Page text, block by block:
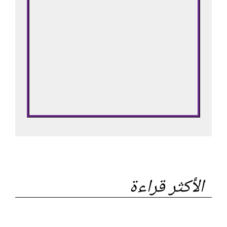
الأكثر قراءة